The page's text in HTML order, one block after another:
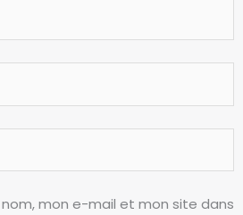
mon e-mail et mon site dans